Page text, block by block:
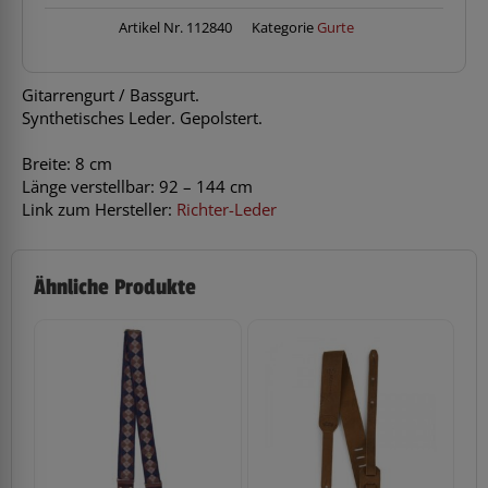
Artikel Nr. 112840 Kategorie Gurte
Gitarrengurt / Bassgurt.
Synthetisches Leder. Gepolstert.
Breite: 8 cm
Länge verstellbar: 92 – 144 cm
Link zum Hersteller: Richter-Leder
Ähnliche Produkte